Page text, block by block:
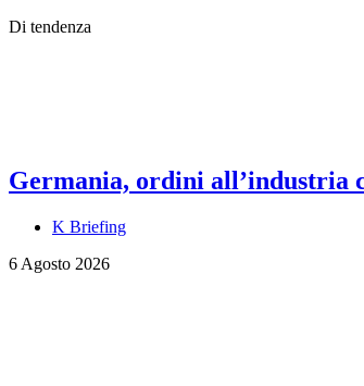
Di tendenza
Germania, ordini all’industria
K Briefing
6 Agosto 2026